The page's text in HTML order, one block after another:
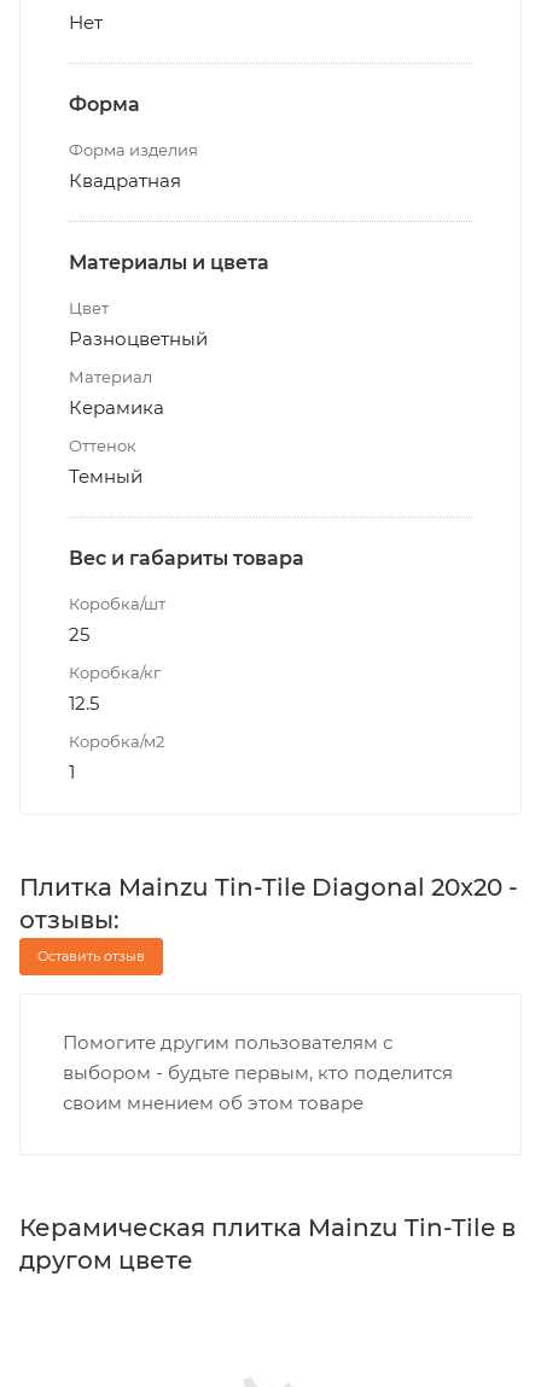
Нет
Форма
Форма изделия
Квадратная
Материалы и цвета
Цвет
Разноцветный
Материал
Керамика
Оттенок
Темный
Вес и габариты товара
Коробка/шт
25
Коробка/кг
12.5
Коробка/м2
1
Плитка Mainzu Tin-Tile Diagonal 20x20 -
отзывы:
Оставить отзыв
Помогите другим пользователям с
выбором - будьте первым, кто поделится
своим мнением об этом товаре
Керамическая плитка Mainzu Tin-Tile в
другом цвете